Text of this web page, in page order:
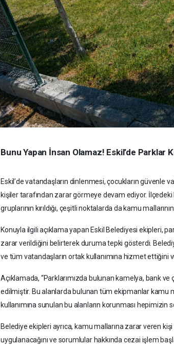
Bunu Yapan İnsan Olamaz! Eskil’de
Eskil’de vatandaşların dinlenmesi, çocukların güvenle
kişiler tarafından zarar görmeye devam ediyor.
gruplarının kırıldığı, çeşitli noktalarda da kamu
Konuyla ilgili açıklama yapan Eskil Belediyesi ekipleri,
zarar verildiğini belirterek duruma tepki gösterdi.
ve tüm vatandaşların ortak kullanımına hizmet ettiğini
Açıklamada, “Parklarımızda bulunan kamelya, bank
edilmiştir. Bu alanlarda bulunan tüm ekipmanlar kamu
kullanımına sunulan bu alanların korunması
Belediye ekipleri ayrıca, kamu mallarına zarar veren
uygulanacağını ve sorumlular hakkında cezai işlem